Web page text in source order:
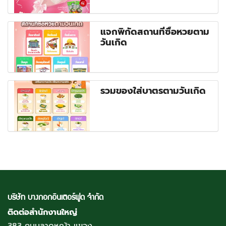
แจกพิกัดสถานที่ซื้อหวยตาม
วันเกิด
รวมของใส่บาตรตามวันเกิด
บริษัท บางกอกอินเตอร์ฟูด จำกัด
ติดต่อสำนักงานใหญ่